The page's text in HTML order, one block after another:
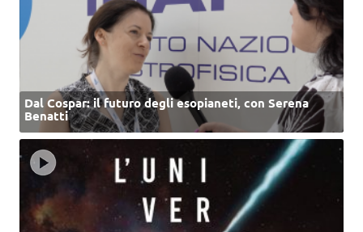
Dal Cospar: il futuro degli esopianeti, con Serena
Benatti